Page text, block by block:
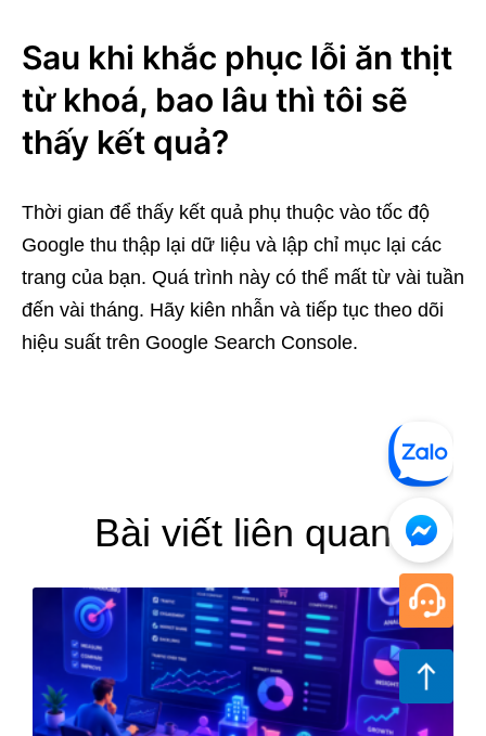
Sau khi khắc phục lỗi ăn thịt
từ khoá, bao lâu thì tôi sẽ
thấy kết quả?
Thời gian để thấy kết quả phụ thuộc vào tốc độ
Google thu thập lại dữ liệu và lập chỉ mục lại các
trang của bạn. Quá trình này có thể mất từ vài tuần
đến vài tháng. Hãy kiên nhẫn và tiếp tục theo dõi
hiệu suất trên Google Search Console.
Bài viết liên quan